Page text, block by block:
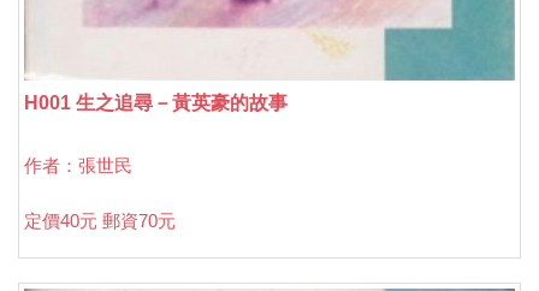
H001 生之追尋－黃英豪的故事
作者：張世民
定價40元 郵資70元